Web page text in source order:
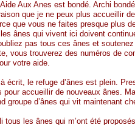
Aide Aux Anes est bondé. Archi
que je ne peux plus accueillir
que vous ne faites presque plus
ânes qui vivent ici doivent
pas tous ces ânes et soutenez
vous trouverez des numéros de
votre aide.
écrit, le refuge d’ânes est plein.
pour accueillir de nouveaux ânes.
groupe d’ânes qui vit maintenant
tous les ânes qui m’ont été